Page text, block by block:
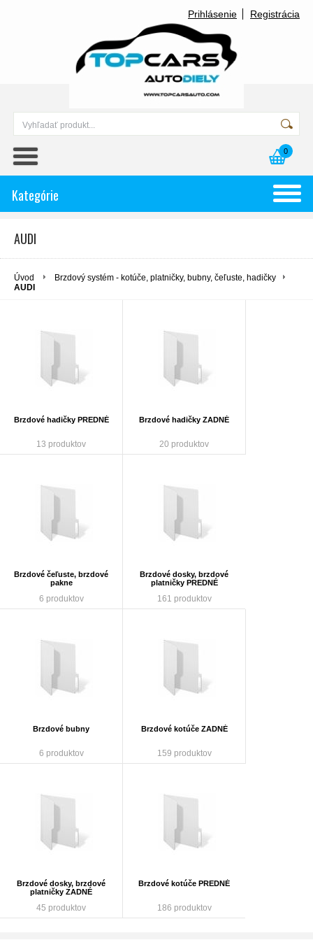
Prihlásenie Registrácia
0
Kategórie
AUDI
Úvod
Brzdový systém - kotúče, platničky, bubny, čeľuste, hadičky
AUDI
Brzdové hadičky PREDNÉ
13 produktov
Brzdové hadičky ZADNÉ
20 produktov
Brzdové čeľuste, brzdové
pakne
6 produktov
Brzdové dosky, brzdové
platničky PREDNÉ
161 produktov
Brzdové bubny
6 produktov
Brzdové kotúče ZADNÉ
159 produktov
Brzdové dosky, brzdové
platničky ZADNÉ
45 produktov
Brzdové kotúče PREDNÉ
186 produktov